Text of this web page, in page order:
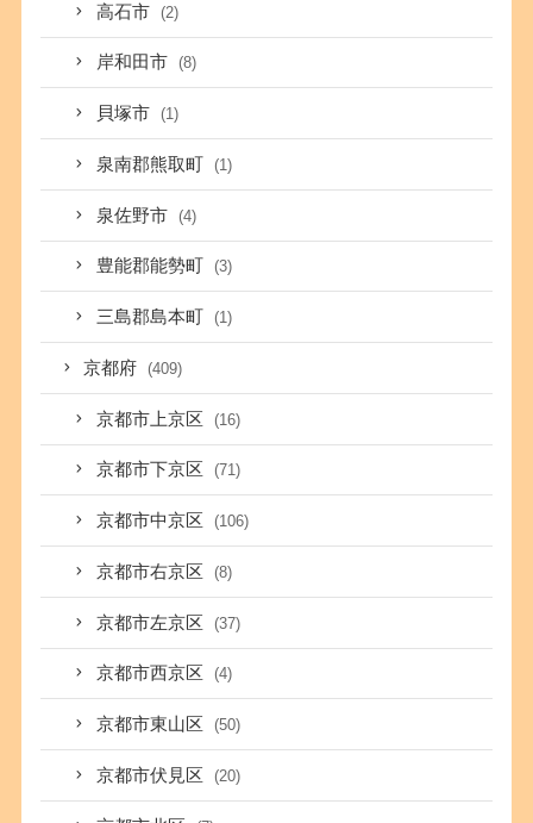
高石市 (2)
岸和田市 (8)
貝塚市 (1)
泉南郡熊取町 (1)
泉佐野市 (4)
豊能郡能勢町 (3)
三島郡島本町 (1)
京都府 (409)
京都市上京区 (16)
京都市下京区 (71)
京都市中京区 (106)
京都市右京区 (8)
京都市左京区 (37)
京都市西京区 (4)
京都市東山区 (50)
京都市伏見区 (20)